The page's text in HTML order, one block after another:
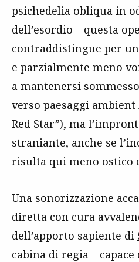
psichedelia obliqua in
dell’esordio – questa
contraddistingue per
e parzialmente meno
a mantenersi
verso paesaggi
Red Star”), ma
straniante, anche se
risulta qui meno ostico
Una sonorizzazione
diretta con cura
dell’apporto sapiente di
cabina di regia – capace